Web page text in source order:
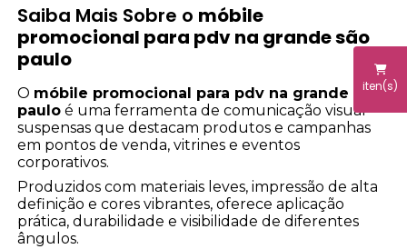
iten(s)
Saiba Mais Sobre o móbile
promocional para pdv na grande são
paulo
O móbile promocional para pdv na grande são
paulo é uma ferramenta de comunicação visual
suspensas que destacam produtos e campanhas
em pontos de venda, vitrines e eventos
corporativos.
Produzidos com materiais leves, impressão de alta
definição e cores vibrantes, oferece aplicação
prática, durabilidade e visibilidade de diferentes
ângulos.